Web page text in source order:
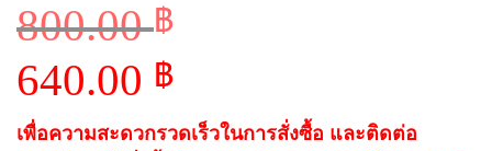
800.00฿
Original
price
was:
640.00 ฿
Current
เพื่อความสะดวกรวดเร็วในการสั่งซื้อ และติดต่อ